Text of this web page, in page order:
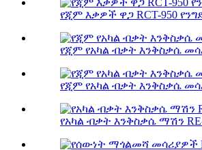
የጂም እቃዎች ዋጋ RCT-950
የጂም የአካል ብቃት እንቅስቃሴ
የጂም የአካል ብቃት እንቅስቃሴ
የአካል ብቃት እንቅስቃሴ ማሽን